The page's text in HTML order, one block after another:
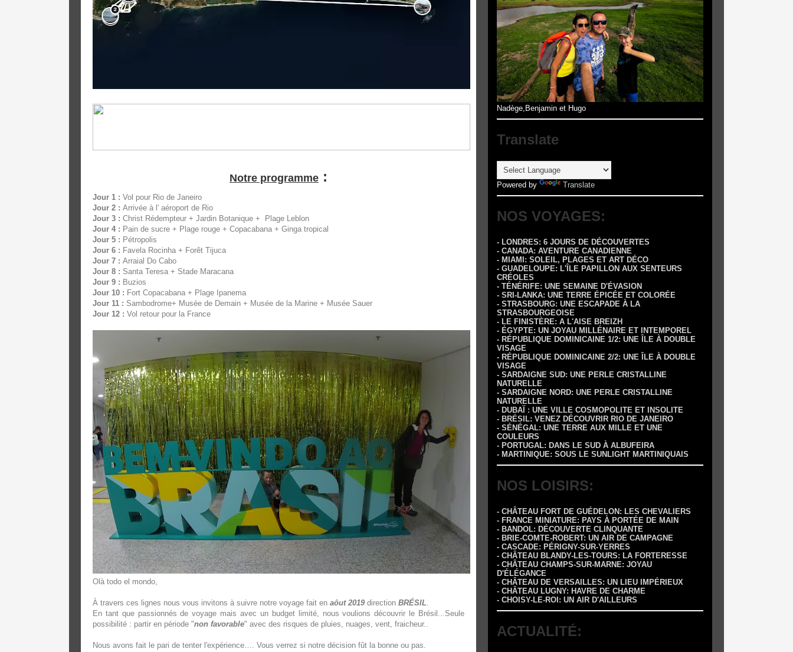
Notre programme :
Jour 1 : Vol pour Rio de Janeiro
Jour 2 : Arrivée à l' aéroport de Rio
Jour 3 : Christ Rédempteur + Jardin Botanique + Plage Leblon
Jour 4 : Pain de sucre + Plage rouge + Copacabana + Ginga tropical
Jour 5 : Pétropolis
Jour 6 : Favela Rocinha + Forêt Tijuca
Jour 7 : Arraial Do Cabo
Jour 8 : Santa Teresa + Stade Maracana
Jour 9 : Buzios
Jour 10 : Fort Copacabana + Plage Ipanema
Jour 11 : Sambodrome+ Musée de Demain + Musée de la Marine + Musée Sauer
Jour 12 : Vol retour pour la France
Olà todo el mondo,
À travers ces lignes nous vous invitons à suivre notre voyage fait en aôut 2019 direction BRÉSIL.
En tant que passionnés de voyage mais avec un budget limité, nous voulions découvrir le Brésil...Seule
possibilité : partir en période "non favorable" avec des risques de pluies, nuages, vent, fraicheur..
Nous avons fait le pari de tenter l'expérience…. Vous verrez si notre décision fût la bonne ou pas.
Nadège,Benjamin et Hugo
Translate
Powered by Translate
NOS VOYAGES:
- LONDRES: 6 JOURS DE DÉCOUVERTES
- CANADA: AVENTURE CANADIENNE
- MIAMI: SOLEIL, PLAGES ET ART DÉCO
- GUADELOUPE: L'ÎLE PAPILLON AUX SENTEURS
CRÉOLES
- TÉNÉRIFE: UNE SEMAINE D'ÉVASION
- SRI-LANKA: UNE TERRE ÉPICÉE ET COLORÉE
- STRASBOURG: UNE ESCAPADE À LA
STRASBOURGEOISE
- LE FINISTÈRE: A L'AISE BREIZH
- ÉGYPTE: UN JOYAU MILLÉNAIRE ET INTEMPOREL
- RÉPUBLIQUE DOMINICAINE 1/2: UNE ÎLE À DOUBLE
VISAGE
- RÉPUBLIQUE DOMINICAINE 2/2: UNE ÎLE À DOUBLE
VISAGE
- SARDAIGNE SUD: UNE PERLE CRISTALLINE
NATURELLE
- SARDAIGNE NORD: UNE PERLE CRISTALLINE
NATURELLE
- DUBAÏ : UNE VILLE COSMOPOLITE ET INSOLITE
- BRÉSIL: VENEZ DÉCOUVRIR RIO DE JANEIRO
- SÉNÉGAL: UNE TERRE AUX MILLE ET UNE
COULEURS
- PORTUGAL: DANS LE SUD À ALBUFEIRA
- MARTINIQUE: SOUS LE SUNLIGHT MARTINIQUAIS
NOS LOISIRS:
- CHÂTEAU FORT DE GUÉDELON: LES CHEVALIERS
- FRANCE MINIATURE: PAYS À PORTÉE DE MAIN
- BANDOL: DÉCOUVERTE CLINQUANTE
- BRIE-COMTE-ROBERT: UN AIR DE CAMPAGNE
- CASCADE: PÉRIGNY-SUR-YERRES
- CHÂTEAU BLANDY-LES-TOURS: LA FORTERESSE
- CHÂTEAU CHAMPS-SUR-MARNE: JOYAU
D'ÉLÉGANCE
- CHÂTEAU DE VERSAILLES: UN LIEU IMPÉRIEUX
- CHÂTEAU LUGNY: HAVRE DE CHARME
- CHOISY-LE-ROI: UN AIR D'AILLEURS
ACTUALITÉ: